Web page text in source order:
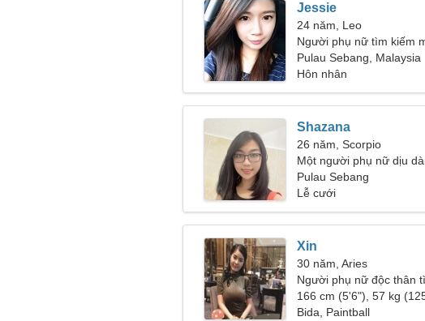
Jessie
24 năm, Leo
Người phụ nữ tìm kiếm
Pulau Sebang, Malaysia
Hôn nhân
Shazana
26 năm, Scorpio
Một người phụ nữ dịu
một người như bạn
Pulau Sebang
Lễ cưới
Xin
30 năm, Aries
Người phụ nữ độc thân
166 cm (5'6"), 57 kg
Bida, Paintball